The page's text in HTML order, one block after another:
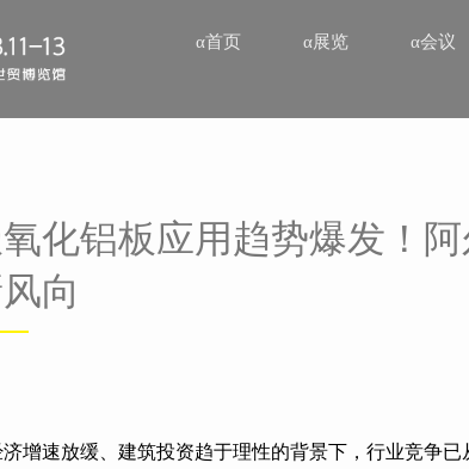
α首页 α展览 α会议
化铝板应用趋势爆发！
向
增速放缓、建筑投资趋于理性的背景下，行业竞争已